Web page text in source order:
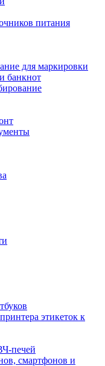
питания
для маркировки
банкнот
этикеток к
печей
смартфонов и